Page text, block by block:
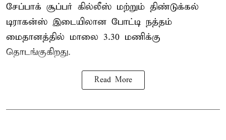
சேப்பாக் சூப்பர் கில்லீஸ் மற்றும் திண்டுக்கல்
டிராகன்ஸ் இடையிலான போட்டி நத்தம்
மைதானத்தில் மாலை 3.30 மணிக்கு
தொடங்குகிறது.
Read More